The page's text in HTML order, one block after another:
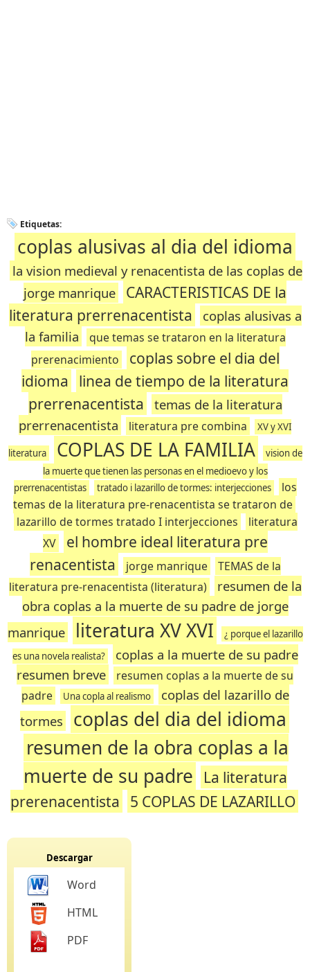
Etiquetas:
coplas alusivas al dia del idioma
la vision medieval y renacentista de las coplas de
jorge manrique
CARACTERISTICAS DE la
literatura prerrenacentista
coplas alusivas a
la familia
que temas se trataron en la literatura
prerenacimiento
coplas sobre el dia del
idioma linea de tiempo de la literatura
prerrenacentista
temas de la literatura
prerrenacentista
literatura pre combina XV y XVI
literatura COPLAS DE LA FAMILIA
vision de
la muerte que tienen las personas en el medioevo y los
prerrenacentistas
tratado i lazarillo de tormes: interjecciones
los
temas de la literatura pre-renacentista se trataron de
lazarillo de tormes tratado I interjecciones
literatura
XV
el hombre ideal literatura pre
renacentista
jorge manrique
TEMAS de la
literatura pre-renacentista (literatura)
resumen de la
obra coplas a la muerte de su padre de jorge
manrique
literatura XV XVI
¿ porque el lazarillo
es una novela realista?
coplas a la muerte de su padre
resumen breve
resumen coplas a la muerte de su
padre
Una copla al realismo
coplas del lazarillo de
tormes
coplas del dia del idioma
resumen de la obra coplas a la
muerte de su padre
La literatura
prerenacentista 5 COPLAS DE LAZARILLO
Descargar
Word
HTML
PDF